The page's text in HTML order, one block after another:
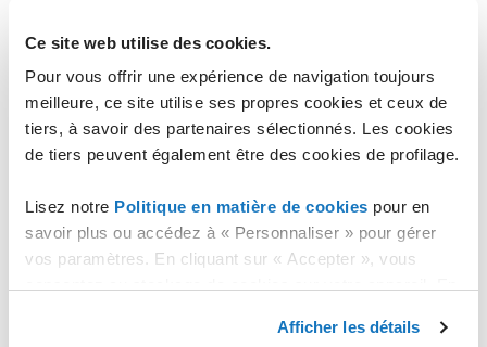
Ce site web utilise des cookies.
Pour vous offrir une expérience de navigation toujours
meilleure, ce site utilise ses propres cookies et ceux de
tiers, à savoir des partenaires sélectionnés. Les cookies
de tiers peuvent également être des cookies de profilage.
Lisez notre Politique en matière de cookies pour en
savoir plus ou accédez à « Personnaliser » pour gérer
vos paramètres. En cliquant sur « Accepter », vous
stockage des cookies nécessaires.
Afficher les détails
serveurs Cloud Pro sous hyperviseur VMware.
État du système- Sauvegarde des fichiers relatifs à
la base de registre et au démarrage du serveur
Windows ;
et/ou dossiers) présents sur le disque principal ;
Fichiers UNC- Créer une copie d'une ressource
(fichier/dossier/disque) présente sur un réseau LAN.Créer
L'option Bare Metal Restore exclue la possibilité de d'utiliser les